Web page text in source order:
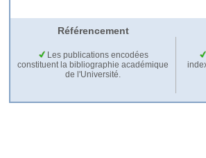
Référencement
Les publications encodées
constituent la bibliographie académique
de l'Université.